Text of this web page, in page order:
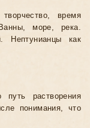
время
море, река.
Нептунианцы как
растворения
понимания, что